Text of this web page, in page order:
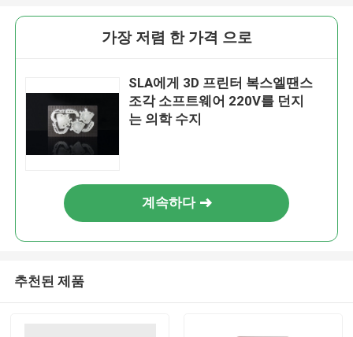
가장 저렴 한 가격 으로
SLA에게 3D 프린터 복스엘땐스
조각 소프트웨어 220V를 던지
는 의학 수지
계속하다
추천된 제품